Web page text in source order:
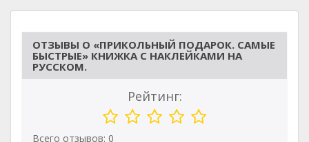
ОТЗЫВЫ О «ПРИКОЛЬНЫЙ ПОДАРОК. САМЫЕ
БЫСТРЫЕ» КНИЖКА С НАКЛЕЙКАМИ НА
РУССКОМ.
Рейтинг:
Всего отзывов: 0